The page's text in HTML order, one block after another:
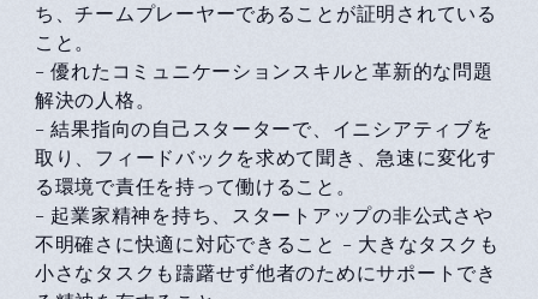
ち、チームプレーヤーであることが証明されている
こと。
– 優れたコミュニケーションスキルと革新的な問題
解決の人格。
– 結果指向の自己スターターで、イニシアティブを
取り、フィードバックを求めて聞き、急速に変化す
る環境で責任を持って働けること。
– 起業家精神を持ち、スタートアップの非公式さや
不明確さに快適に対応できること – 大きなタスクも
小さなタスクも躊躇せず他者のためにサポートでき